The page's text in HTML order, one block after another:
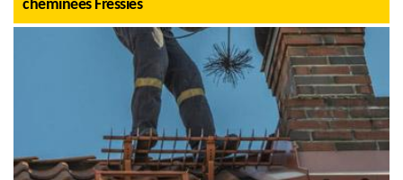
cheminées Fressies